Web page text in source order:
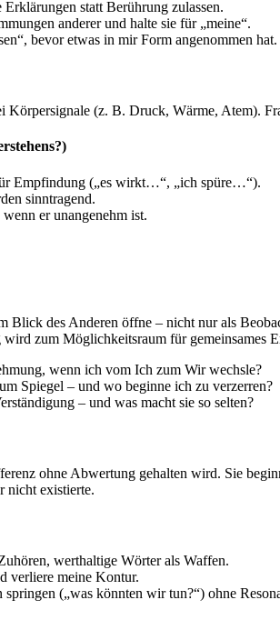
Erklärungen statt Berührung zulassen.
anderer und halte sie für „meine“.
bevor etwas in mir Form angenommen hat.
Körpersignale (z. B. Druck, Wärme, Atem).
Empfindung („es wirkt…“, „ich spüre…“).
sinntragend.
er unangenehm ist.
Blick des Anderen öffne – nicht nur als
zum Möglichkeitsraum für gemeinsames
wenn ich vom Ich zum Wir wechsle?
Spiegel – und wo beginne ich zu verzerren?
– und was macht sie so selten?
ohne Abwertung gehalten wird. Sie
nicht existierte.
werthaltige Wörter als Waffen.
verliere meine Kontur.
(„was könnten wir tun?“) ohne